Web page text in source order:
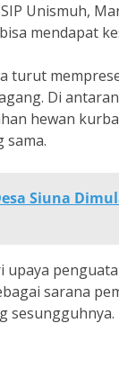
Unismuh,
mendapat
turut
Di
hewan
sama.
Siuna
sarana
sesungguhnya.